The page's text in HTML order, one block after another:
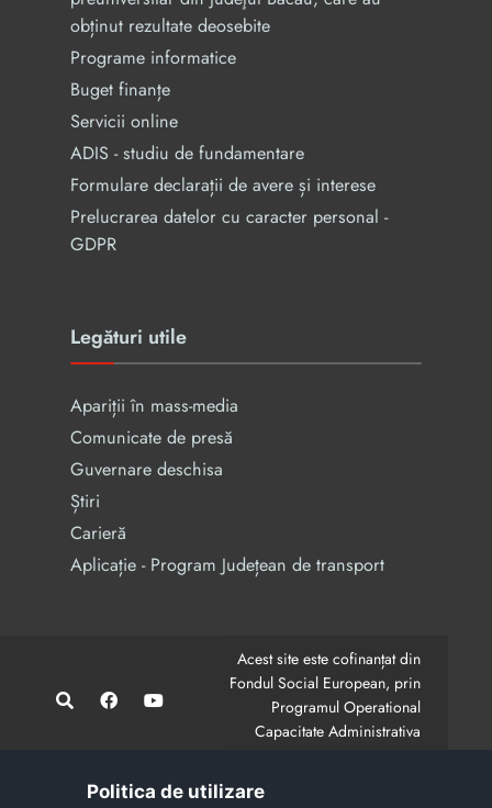
obținut rezultate deosebite
Programe informatice
Buget finanțe
Servicii online
ADIS - studiu de fundamentare
Formulare declarații de avere și interese
Prelucrarea datelor cu caracter personal -
GDPR
Legături utile
Apariții în mass-media
Comunicate de presă
Guvernare deschisa
Știri
Carieră
Aplicație - Program Județean de transport
Acest site este cofinanțat din
Fondul Social European, prin
Programul Operational
Capacitate Administrativa
CodMySmis/Sipoca: 128880/652;
Politica de utilizare